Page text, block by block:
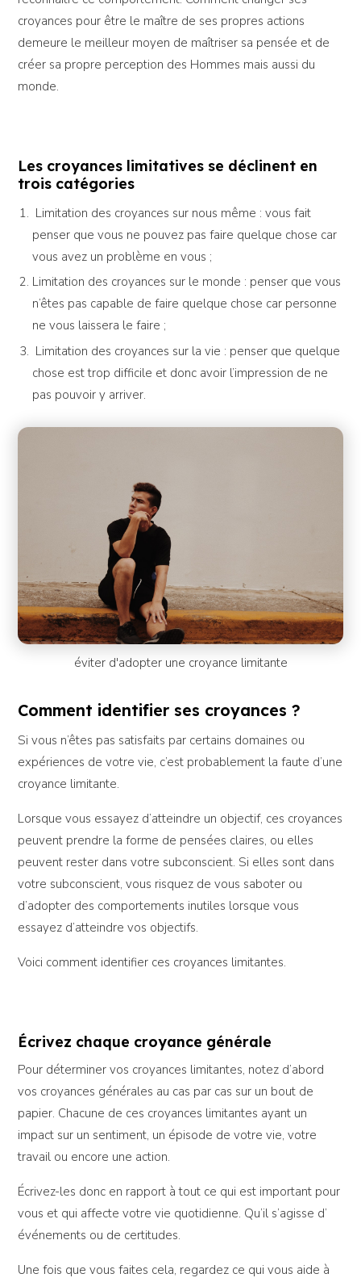
croyances pour être le maître de ses propres actions
demeure le meilleur moyen de maîtriser sa pensée et de
créer sa propre perception des Hommes mais aussi du
monde.
Les croyances limitatives se déclinent en
trois catégories
Limitation des croyances sur nous même : vous fait
penser que vous ne pouvez pas faire quelque chose car
vous avez un problème en vous ;
Limitation des croyances sur le monde : penser que vous
n’êtes pas capable de faire quelque chose car personne
ne vous laissera le faire ;
Limitation des croyances sur la vie : penser que quelque
chose est trop difficile et donc avoir l’impression de ne
pas pouvoir y arriver.
éviter d'adopter une croyance limitante
Comment identifier ses croyances ?
Si vous n’êtes pas satisfaits par certains domaines ou
expériences de votre vie, c’est probablement la faute d’une
croyance limitante.
Lorsque vous essayez d’atteindre un objectif, ces croyances
peuvent prendre la forme de pensées claires, ou elles
peuvent rester dans votre subconscient. Si elles sont dans
votre subconscient, vous risquez de vous saboter ou
d’adopter des comportements inutiles lorsque vous
essayez d’atteindre vos objectifs.
Voici comment identifier ces croyances limitantes.
Écrivez chaque croyance générale
Pour déterminer vos croyances limitantes, notez d’abord
vos croyances générales au cas par cas sur un bout de
papier. Chacune de ces croyances limitantes ayant un
impact sur un sentiment, un épisode de votre vie, votre
travail ou encore une action.
Écrivez-les donc en rapport à tout ce qui est important pour
vous et qui affecte votre vie quotidienne. Qu’il s’agisse d’
événements ou de certitudes.
Une fois que vous faites cela, regardez ce qui vous aide à